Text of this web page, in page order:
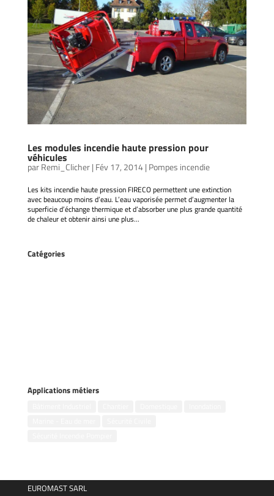
Les modules incendie haute pression pour
véhicules
parRemi_Clicher| Fév 17, 2014| Pompes incendie
Les kits incendie haute pression FIRECO permettent une extinction
avec beaucoup moins d’eau. L’eau vaporisée permet d’augmenter la
superficie d’échange thermique et d’absorber une plus grande quantité
de chaleur et obtenir ainsi une plus...
Catégories
Applications métiers
EUROMAST SARL